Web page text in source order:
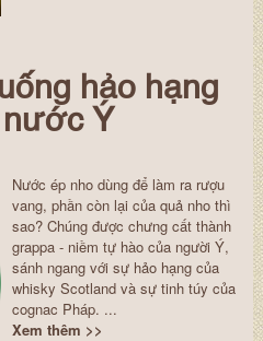
hảo hạng
nước Ý
Nước ép nho dùng để làm ra rượu
vang, phần còn lại của quả nho thì
sao? Chúng được chưng cất thành
grappa - niềm tự hào của người Ý,
sánh ngang với sự hảo hạng của
whisky Scotland và sự tinh túy của
cognac Pháp. ...
Xem thêm >>